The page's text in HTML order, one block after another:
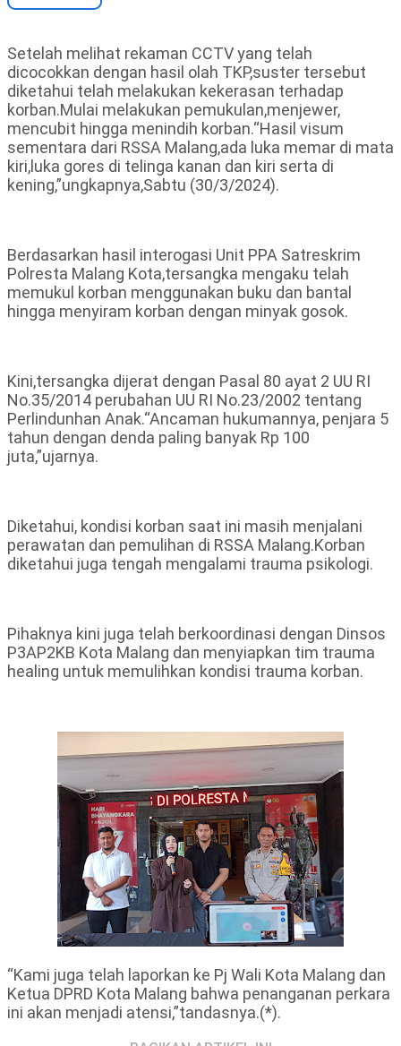
Setelah melihat rekaman CCTV yang telah
dicocokkan dengan hasil olah TKP,suster tersebut
diketahui telah melakukan kekerasan terhadap
korban.Mulai melakukan pemukulan,menjewer,
mencubit hingga menindih korban.“Hasil visum
sementara dari RSSA Malang,ada luka memar di mata
kiri,luka gores di telinga kanan dan kiri serta di
kening,”ungkapnya,Sabtu (30/3/2024).
Berdasarkan hasil interogasi Unit PPA Satreskrim
Polresta Malang Kota,tersangka mengaku telah
memukul korban menggunakan buku dan bantal
hingga menyiram korban dengan minyak gosok.
Kini,tersangka dijerat dengan Pasal 80 ayat 2 UU RI
No.35/2014 perubahan UU RI No.23/2002 tentang
Perlindunhan Anak.“Ancaman hukumannya, penjara 5
tahun dengan denda paling banyak Rp 100
juta,”ujarnya.
Diketahui, kondisi korban saat ini masih menjalani
perawatan dan pemulihan di RSSA Malang.Korban
diketahui juga tengah mengalami trauma psikologi.
Pihaknya kini juga telah berkoordinasi dengan Dinsos
P3AP2KB Kota Malang dan menyiapkan tim trauma
healing untuk memulihkan kondisi trauma korban.
“Kami juga telah laporkan ke Pj Wali Kota Malang dan
Ketua DPRD Kota Malang bahwa penanganan perkara
ini akan menjadi atensi,”tandasnya.(*).